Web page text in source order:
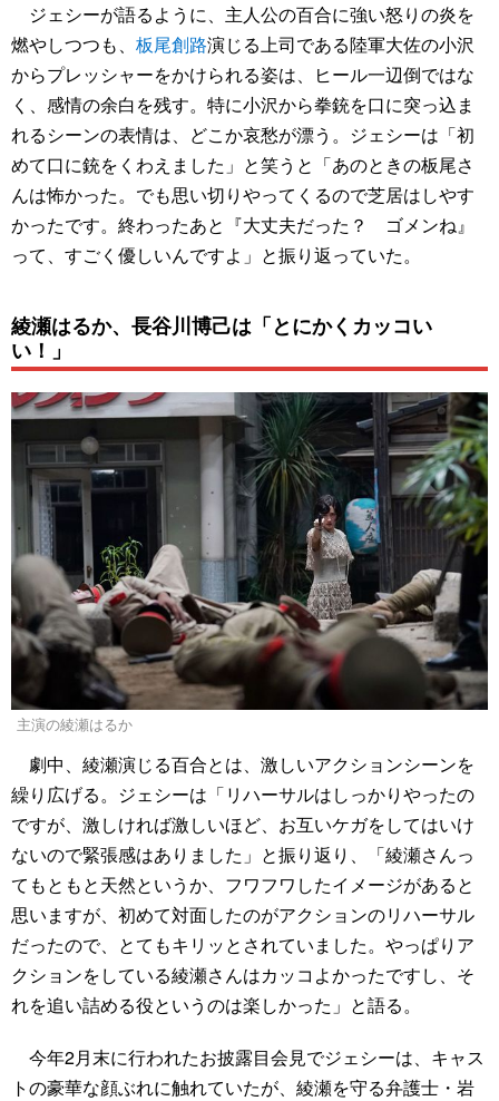
ジェシーが語るように、主人公の百合に強い怒りの炎を
燃やしつつも、 板尾創路演じる上司である陸軍大佐の小沢
からプレッシャーをかけられる姿は、ヒール一辺倒ではな
く、感情の余白を残す。特に小沢から拳銃を口に突っ込ま
れるシーンの表情は、どこか哀愁が漂う。ジェシーは「初
めて口に銃をくわえました」と笑うと「あのときの板尾さ
んは怖かった。でも思い切りやってくるので芝居はしやす
かったです。終わったあと『大丈夫だった？ ゴメンね』
って、すごく優しいんですよ」と振り返っていた。
綾瀬はるか、長谷川博己は「とにかくカッコい
い！」
主演の綾瀬はるか
劇中、綾瀬演じる百合とは、激しいアクションシーンを
繰り広げる。ジェシーは「リハーサルはしっかりやったの
ですが、激しければ激しいほど、お互いケガをしてはいけ
ないので緊張感はありました」と振り返り、「綾瀬さんっ
てもともと天然というか、フワフワしたイメージがあると
思いますが、初めて対面したのがアクションのリハーサル
だったので、とてもキリッとされていました。やっぱりア
クションをしている綾瀬さんはカッコよかったですし、そ
れを追い詰める役というのは楽しかった」と語る。
今年2月末に行われたお披露目会見でジェシーは、キャス
トの豪華な顔ぶれに触れていたが、綾瀬を守る弁護士・岩